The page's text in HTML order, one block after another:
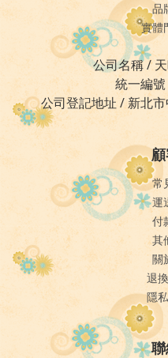
品
實體
公司名稱 /
統一編
公司登記地址 / 新北
常
運
付
其
關
退
隱